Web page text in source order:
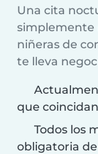
Una cita
simplemente
niñeras de
te lleva
que
Todos los
obligatoria